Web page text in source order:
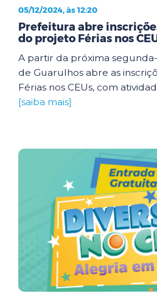
05/12/2024, às 12:20
Prefeitura abre
do projeto Férias nos
A partir da próxima
de Guarulhos abre as
Férias nos CEUs, com
[saiba mais]